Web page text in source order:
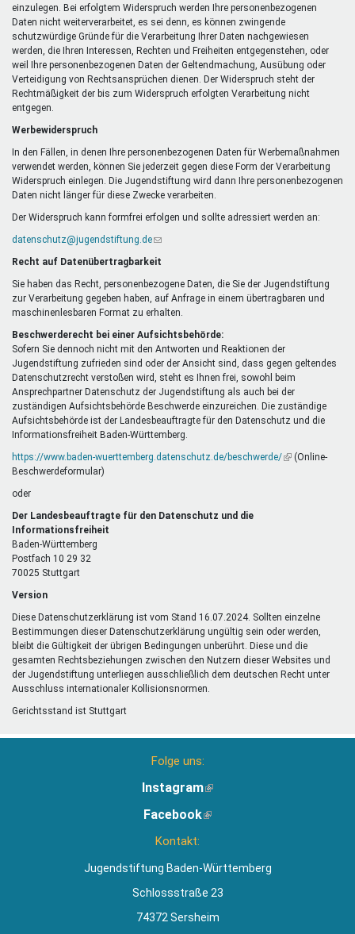
einzulegen. Bei erfolgtem Widerspruch werden Ihre personenbezogenen
Daten nicht weiterverarbeitet, es sei denn, es können zwingende
schutzwürdige Gründe für die Verarbeitung Ihrer Daten nachgewiesen
werden, die Ihren Interessen, Rechten und Freiheiten entgegenstehen, oder
weil Ihre personenbezogenen Daten der Geltendmachung, Ausübung oder
Verteidigung von Rechtsansprüchen dienen. Der Widerspruch steht der
Rechtmäßigkeit der bis zum Widerspruch erfolgten Verarbeitung nicht
entgegen.
Werbewiderspruch
In den Fällen, in denen Ihre personenbezogenen Daten für Werbemaßnahmen
verwendet werden, können Sie jederzeit gegen diese Form der Verarbeitung
Widerspruch einlegen. Die Jugendstiftung wird dann Ihre personenbezogenen
Daten nicht länger für diese Zwecke verarbeiten.
Der Widerspruch kann formfrei erfolgen und sollte adressiert werden an:
datenschutz@jugendstiftung.de(Link
E-
Mail)
Recht auf Datenübertragbarkeit
Sie haben das Recht, personenbezogene Daten, die Sie der Jugendstiftung
zur Verarbeitung gegeben haben, auf Anfrage in einem übertragbaren und
maschinenlesbaren Format zu erhalten.
Beschwerderecht bei einer Aufsichtsbehörde:
Sofern Sie dennoch nicht mit den Antworten und Reaktionen der
Jugendstiftung zufrieden sind oder der Ansicht sind, dass gegen geltendes
Datenschutzrecht verstoßen wird, steht es Ihnen frei, sowohl beim
Ansprechpartner Datenschutz der Jugendstiftung als auch bei der
zuständigen Aufsichtsbehörde Beschwerde einzureichen. Die zuständige
Aufsichtsbehörde ist der Landesbeauftragte für den Datenschutz und die
Informationsfreiheit Baden-Württemberg.
https://www.baden-wuerttemberg.datenschutz.de/beschwerde/(Link(Online-
Beschwerdeformular)
oder
Der Landesbeauftragte für den Datenschutz und die
Informationsfreiheit
Baden-Württemberg
Postfach 10 29 32
70025 Stuttgart
Version
Diese Datenschutzerklärung ist vom Stand 16.07.2024. Sollten einzelne
Bestimmungen dieser Datenschutzerklärung ungültig sein oder werden,
bleibt die Gültigkeit der übrigen Bedingungen unberührt. Diese und die
gesamten Rechtsbeziehungen zwischen den Nutzern dieser Websites und
der Jugendstiftung unterliegen ausschließlich dem deutschen Recht unter
Ausschluss internationaler Kollisionsnormen.
Gerichtsstand ist Stuttgart
Folge uns:
Instagram(Link
extern)
Facebook(Link
Kontakt:
Jugendstiftung Baden-Württemberg
Schlossstraße 23
74372 Sersheim